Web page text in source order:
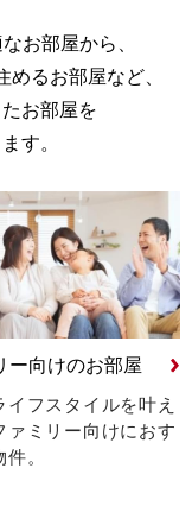
お部屋から、
るお部屋など、
お部屋を
す。
ー向けのお部屋
イフスタイルを叶え
ァミリー向けにおす
。